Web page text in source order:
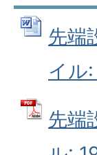
先端
イル
先端